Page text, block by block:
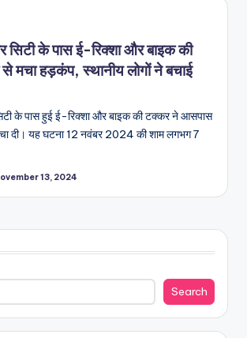
सिटी के पास ई-रिक्शा और बाइक की
मचा हड़कंप, स्थानीय लोगों ने बचाई
के पास हुई ई-रिक्शा और बाइक की टक्कर ने आसपास
दी। यह घटना 12 नवंबर 2024 की शाम लगभग 7
13, 2024
Search